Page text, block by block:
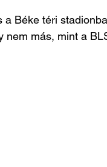
Béke téri
nem más, mint a